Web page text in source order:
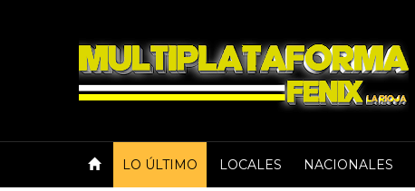
LO ÚLTIMO LOCALES NACIONALES